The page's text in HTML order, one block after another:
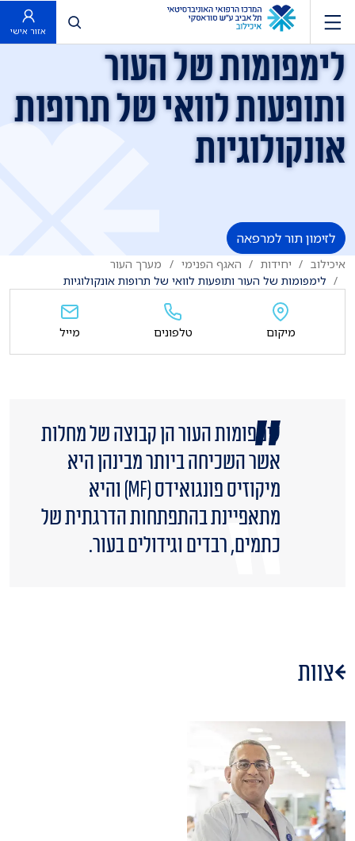
פתח חיפוש
אזור אישי
לימפומות של העור
ותופעות לוואי של תרופות
אונקולוגיות
לזימון תור למרפאה
איכילוב יחידות האגף הפנימי
מערך העור
לימפומות של העור ותופעות לוואי של תרופות אונקולוגיות
לימפומות העור הן קבוצה של מחלות
אשר השכיחה ביותר מבינהן היא
מיקוזיס פונגואידס (MF) והיא
מתאפיינת בהתפתחות הדרגתית של
כתמים, רבדים וגידולים בעור.
צוות
מיקום טלפונים מייל